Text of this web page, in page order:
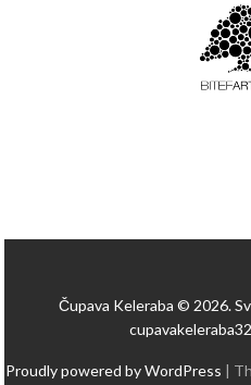
Čupava Keleraba © 2026.
Proudly powered by WordPress |